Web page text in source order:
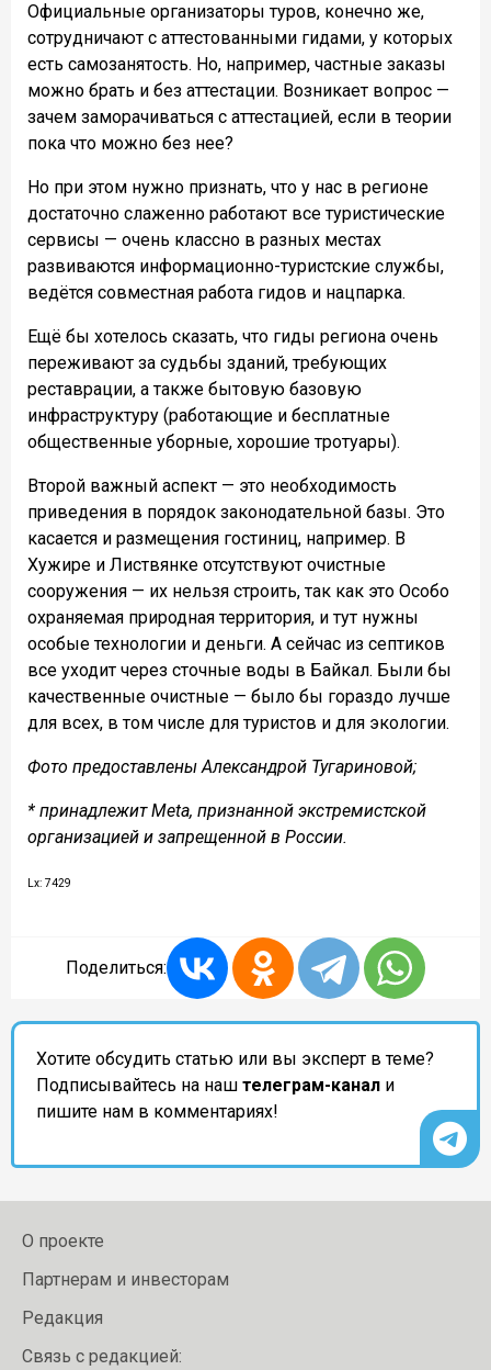
Официальные организаторы туров, конечно же,
сотрудничают с аттестованными гидами, у которых
есть самозанятость. Но, например, частные заказы
можно брать и без аттестации. Возникает вопрос —
зачем заморачиваться с аттестацией, если в теории
пока что можно без нее?
Но при этом нужно признать, что у нас в регионе
достаточно слаженно работают все туристические
сервисы — очень классно в разных местах
развиваются информационно-туристские службы,
ведётся совместная работа гидов и нацпарка.
Ещё бы хотелось сказать, что гиды региона очень
переживают за судьбы зданий, требующих
реставрации, а также бытовую базовую
инфраструктуру (работающие и бесплатные
общественные уборные, хорошие тротуары).
Второй важный аспект — это необходимость
приведения в порядок законодательной базы. Это
касается и размещения гостиниц, например. В
Хужире и Листвянке отсутствуют очистные
сооружения — их нельзя строить, так как это Особо
охраняемая природная территория, и тут нужны
особые технологии и деньги. А сейчас из септиков
все уходит через сточные воды в Байкал. Были бы
качественные очистные — было бы гораздо лучше
для всех, в том числе для туристов и для экологии.
Фото предоставлены Александрой Тугариновой;
* принадлежит Meta, признанной экстремистской
организацией и запрещенной в России.
Lx: 7429
Поделиться:
Хотите обсудить статью или вы эксперт в теме?
Подписывайтесь на наш телеграм-канал и
пишите нам в комментариях!
О проекте
Партнерам и инвесторам
Редакция
Связь с редакцией: